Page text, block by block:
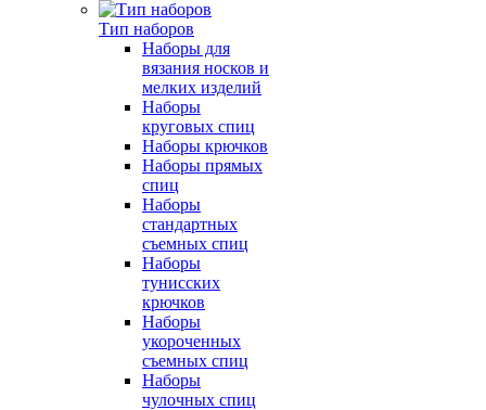
Тип наборов
Наборы для
вязания носков и
мелких изделий
Наборы
круговых спиц
Наборы крючков
Наборы прямых
спиц
Наборы
стандартных
съемных спиц
Наборы
тунисских
крючков
Наборы
укороченных
съемных спиц
Наборы
чулочных спиц